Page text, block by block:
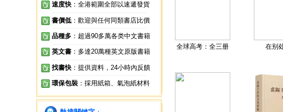
速度快 ：全港範圍全部以速遞發貨
書價低 ：歡迎與任何同類書店比價
品種多 ：超過90多萬各类中文書籍
英文書 ：多達20萬種英文原版書籍
找書快 ：提供資料，24小時內反饋
環保包裝 ：採用紙箱、氣泡紙材料
全球高考：全三册 在别